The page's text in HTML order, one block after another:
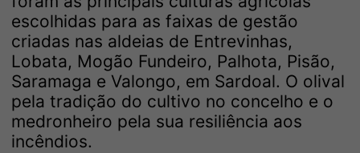
escolhidas para as faixas de gestão
criadas nas aldeias de Entrevinhas,
Lobata, Mogão Fundeiro, Palhota, Pisão,
Saramaga e Valongo, em Sardoal. O olival
pela tradição do cultivo no concelho e o
medronheiro pela sua resiliência aos
incêndios.